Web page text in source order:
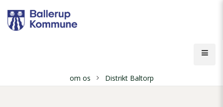
hovedindhold
om os Distrikt Baltorp